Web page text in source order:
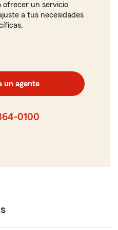
ofrecer un servicio
a tus necesidades
un agente
0100